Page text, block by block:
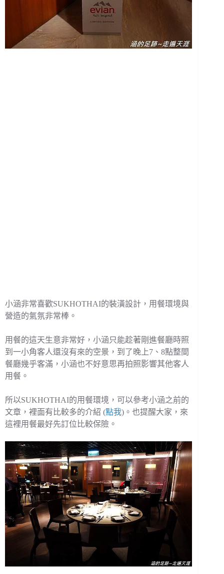
小涵非常喜歡SUKHOTHAI的裝潢設計，用餐環境與
營造的氣氛非常棒。
用餐的這天生意非常好，小涵只能趁著剛進餐廳時照
到一小角客人還沒有來的空景，到了晚上7、8點整間
餐廳幾乎客滿，小涵也不好意思再拍照影響其他客人
用餐。
所以SUKHOTHAI的用餐環境，可以參考小涵之前的
文章，裡面有比較多的介紹 (點我)。也提醒大家，來
這裡用餐最好先訂位比較保險。